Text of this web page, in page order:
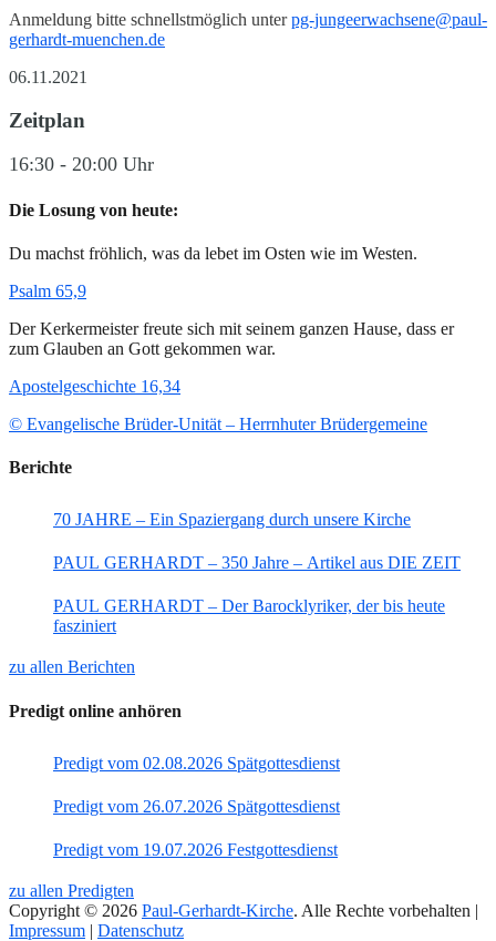
Anmeldung bitte schnellstmöglich unterpg-jungeerwachsene@paul-
gerhardt-muenchen.de
06.11.2021
Zeitplan
16:30 - 20:00 Uhr
Die Losung von heute:
Du machst fröhlich, was da lebet im Osten wie im Westen.
Psalm 65,9
Der Kerkermeister freute sich mit seinem ganzen Hause, dass er
zum Glauben an Gott gekommen war.
Apostelgeschichte 16,34
© Evangelische Brüder-Unität – Herrnhuter Brüdergemeine
Berichte
70 JAHRE – Ein Spaziergang durch unsere Kirche
PAUL GERHARDT – 350 Jahre – Artikel aus DIE ZEIT
PAUL GERHARDT – Der Barocklyriker, der bis heute
fasziniert
zu allen Berichten
Predigt online anhören
Predigt vom 02.08.2026 Spätgottesdienst
Predigt vom 26.07.2026 Spätgottesdienst
Predigt vom 19.07.2026 Festgottesdienst
zu allen Predigten
Copyright © 2026 Paul-Gerhardt-Kirche. Alle Rechte vorbehalten |
Impressum | Datenschutz